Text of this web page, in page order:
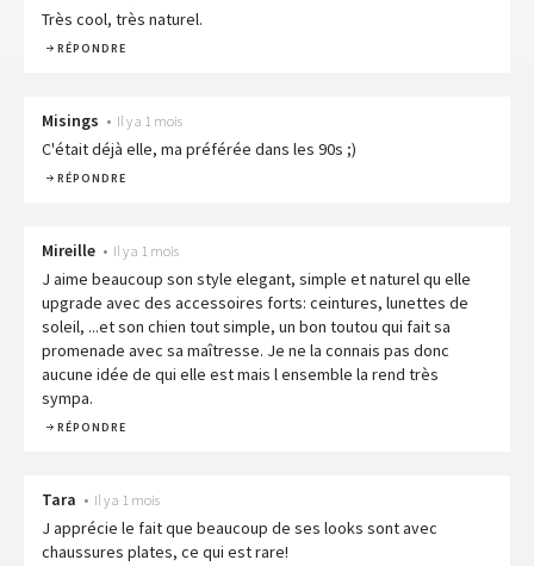
Très cool, très naturel.
RÉPONDRE
Misings • Il y a 1 mois
C'était déjà elle, ma préférée dans les 90s ;)
RÉPONDRE
Mireille • Il y a 1 mois
J aime beaucoup son style elegant, simple et naturel qu elle
upgrade avec des accessoires forts: ceintures, lunettes de
soleil, ...et son chien tout simple, un bon toutou qui fait sa
promenade avec sa maîtresse. Je ne la connais pas donc
aucune idée de qui elle est mais l ensemble la rend très
sympa.
RÉPONDRE
Tara • Il y a 1 mois
J apprécie le fait que beaucoup de ses looks sont avec
chaussures plates, ce qui est rare!